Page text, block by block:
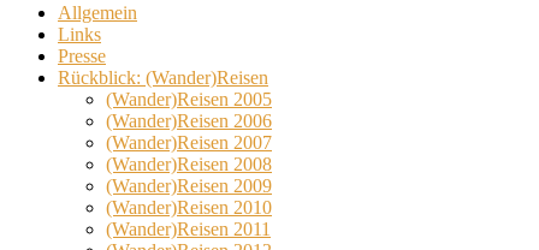
Allgemein
Links
Presse
Rückblick: (Wander)Reisen
(Wander)Reisen 2005
(Wander)Reisen 2006
(Wander)Reisen 2007
(Wander)Reisen 2008
(Wander)Reisen 2009
(Wander)Reisen 2010
(Wander)Reisen 2011